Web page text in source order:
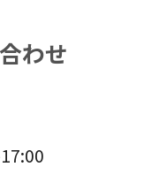
わせ